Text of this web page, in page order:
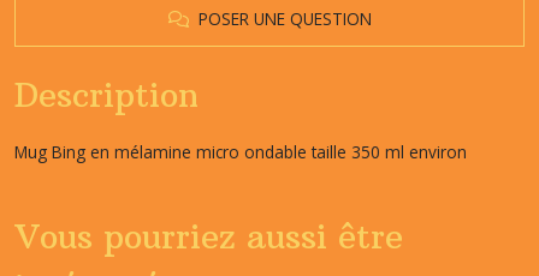
POSER UNE QUESTION
Description
Mug Bing en mélamine micro ondable taille 350 ml environ
Vous pourriez aussi être